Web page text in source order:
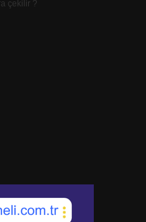
çekilir ?